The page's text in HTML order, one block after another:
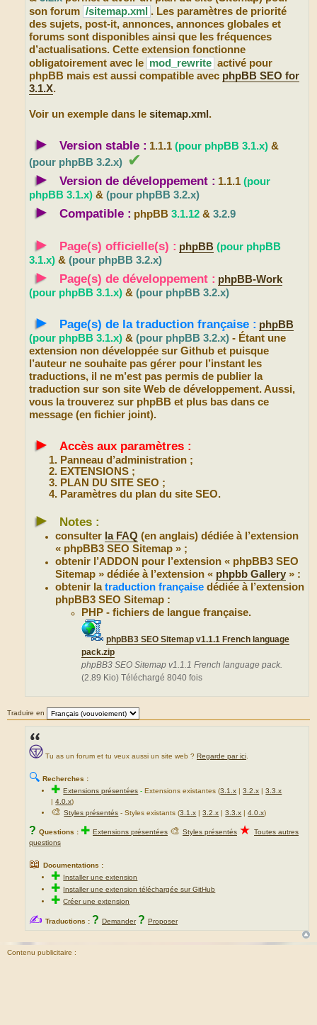
son forum /sitemap.xml . Les paramètres de priorité
des sujets, post-it, annonces, annonces globales et
forums sont disponibles ainsi que les fréquences
d’actualisations. Cette extension fonctionne
obligatoirement avec le mod_rewrite activé pour
phpBB mais est aussi compatible avec phpBB SEO for
3.1.X.
Voir un exemple dans le sitemap.xml .
► Version stable : 1.1.1 (pour phpBB 3.1.x) &
(pour phpBB 3.2.x) ✔
►
Version de développement : 1.1.1 (pour
phpBB 3.1.x) & (pour phpBB 3.2.x)
► Compatible : phpBB 3.1.12 & 3.2.9
► Page(s) officielle(s) : phpBB (pour phpBB
3.1.x) & (pour phpBB 3.2.x)
► Page(s) de développement : phpBB-Work
(pour phpBB 3.1.x) & (pour phpBB 3.2.x)
► Page(s) de la traduction française : phpBB
(pour phpBB 3.1.x) & (pour phpBB 3.2.x) - Étant une
extension non développée sur Github et puisque
l’auteur ne souhaite pas gérer pour l’instant les
traductions, il ne m’est pas permis de publier la
traduction sur son site Web de développement. Aussi,
vous la trouverez sur phpBB et plus bas dans ce
message (en fichier joint).
► Accès aux paramètres :
Panneau d’administration ;
EXTENSIONS ;
PLAN DU SITE SEO ;
Paramètres du plan du site SEO.
► Notes :
consulter la FAQ (en anglais) dédiée à l’extension
« phpBB3 SEO Sitemap » ;
obtenir l’ADDON pour l’extension « phpBB3 SEO
Sitemap » dédiée à l’extension « phpbb Gallery » :
obtenir latraduction française dédiée à l’extension
phpBB3 SEO Sitemap :
PHP - fichiers de langue française.
phpBB3 SEO Sitemap v1.1.1 French language
pack.zip
phpBB3 SEO Sitemap v1.1.1 French language pack.
(2.89 Kio) Téléchargé 8040 fois
Traduire en
Tu as un forum et tu veux aussi un site web ? Regarde par ici
🔍 Recherches :
✚Extensions présentées -Extensions existantes (3.1.x |3.2.x |3.3.x
|4.0.x)
🎨Styles présentés - Styles existants (3.1.x |3.2.x |3.3.x |4.0.x)
? Questions : ✚ Extensions présentées 🎨 Styles présentés ★ Toutes autres
questions
📖 Documentations :
✚ Installer une extension
✚ Installer une extension téléchargée sur GitHub
✚Créer une extension
✍ Traductions : ? Demander ? Proposer
Contenu publicitaire :